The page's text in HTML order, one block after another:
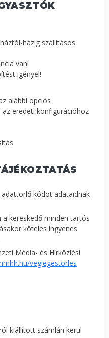
házig szállításos
van!
igényel!
alábbi opciós
eredeti konfigurációhoz
adattörlő kódot adataidnak
kereskedő minden tartós
köteles ingyenes
Média- és Hírközlési
veglegestorles
kiállított számlán kerül